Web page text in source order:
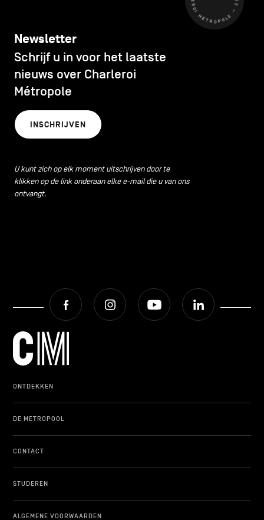
Newsletter
Schrijf u in voor het laatste
nieuws over Charleroi
Métropole
INSCHRIJVEN
U kunt zich op elk moment uitschrijven door te
klikken op de link onderaan elke e-mail die u van ons
ontvangt.
Facebook Instagram Youtube
ONTDEKKEN
DE METROPOOL
CONTACT
STUDEREN
ALGEMENE VOORWAARDEN